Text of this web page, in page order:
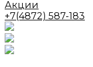
Акции
+7(4872) 587-183